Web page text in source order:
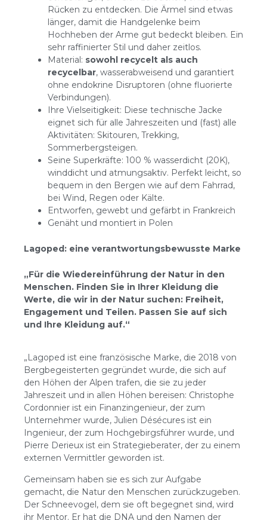
Rücken zu entdecken. Die Ärmel sind etwas
länger, damit die Handgelenke beim
Hochheben der Arme gut bedeckt bleiben. Ein
sehr raffinierter Stil und daher zeitlos.
Material: sowohl recycelt als auch
recycelbar, wasserabweisend und garantiert
ohne endokrine Disruptoren (ohne fluorierte
Verbindungen).
Ihre Vielseitigkeit: Diese technische Jacke
eignet sich für alle Jahreszeiten und (fast) alle
Aktivitäten: Skitouren, Trekking,
Sommerbergsteigen.
Seine Superkräfte: 100 % wasserdicht (20K),
winddicht und atmungsaktiv. Perfekt leicht, so
bequem in den Bergen wie auf dem Fahrrad,
bei Wind, Regen oder Kälte.
Entworfen, gewebt und gefärbt in Frankreich
Genäht und montiert in Polen
Lagoped: eine verantwortungsbewusste Marke
„Für die Wiedereinführung der Natur in den
Menschen. Finden Sie in Ihrer Kleidung die
Werte, die wir in der Natur suchen: Freiheit,
Engagement und Teilen. Passen Sie auf sich
und Ihre Kleidung auf.“
„Lagoped ist eine französische Marke, die 2018 von
Bergbegeisterten gegründet wurde, die sich auf
den Höhen der Alpen trafen, die sie zu jeder
Jahreszeit und in allen Höhen bereisen: Christophe
Cordonnier ist ein Finanzingenieur, der zum
Unternehmer wurde, Julien Désécures ist ein
Ingenieur, der zum Hochgebirgsführer wurde, und
Pierre Derieux ist ein Strategieberater, der zu einem
externen Vermittler geworden ist.
Gemeinsam haben sie es sich zur Aufgabe
gemacht, die Natur den Menschen zurückzugeben.
Der Schneevogel, dem sie oft begegnet sind, wird
ihr Mentor. Er hat die DNA und den Namen der